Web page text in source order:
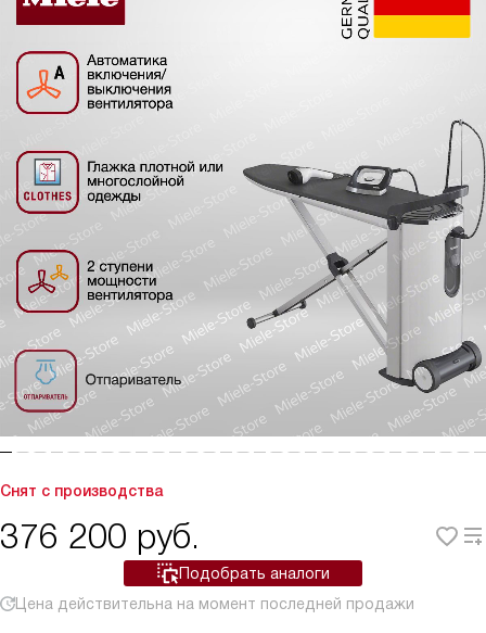
Снят с производства
376 200 руб.
Подобрать аналоги
Цена действительна на момент последней продажи